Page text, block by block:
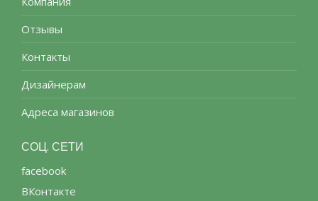
Отзывы
Контакты
Дизайнерам
Адреса магазинов
СОЦ. СЕТИ
facebook
ВКонтакте